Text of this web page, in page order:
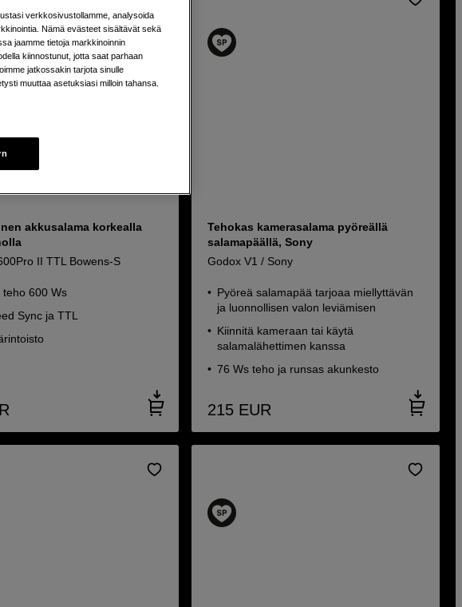
akkusalama korkealla
II TTL Bowens-S
teho 600 Ws
Sync ja TTL
Tehokas kamerasalama pyöreällä
salamapäällä, Sony
Godox V1 / Sony
Pyöreä salamapää tarjoaa miellyttävän
ja luonnollisen valon leviämisen
Kiinnitä kameraan tai käytä
salamalähettimen kanssa
76 Ws teho ja runsas akunkesto
215 EUR
verkkosivustollamme, analysoida
Nämä evästeet sisältävät sekä
jaamme tietoja markkinoinnin
kiinnostunut, jotta saat parhaan
jatkossakin tarjota sinulle
muuttaa asetuksiasi milloin tahansa.